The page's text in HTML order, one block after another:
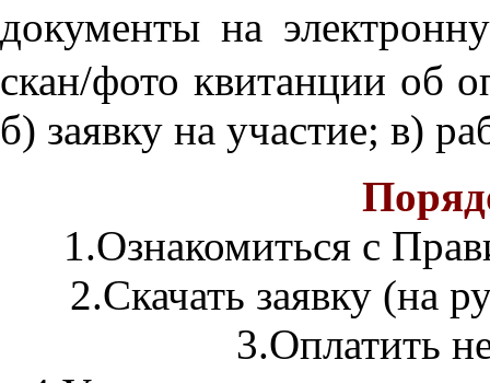
документы на
скан/фото квитанции об
б) заявку на участие; в)
1.Ознакомиться с
2.Cкачать заявку (на
3.Оплатить